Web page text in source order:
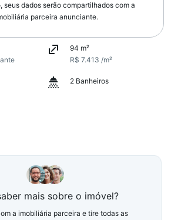
seus dados serão compartilhados com a
parceira anunciante.
94 m²
R$ 7.413 /m²
2 Banheiros
mais sobre o imóvel?
a imobiliária parceira e tire todas as